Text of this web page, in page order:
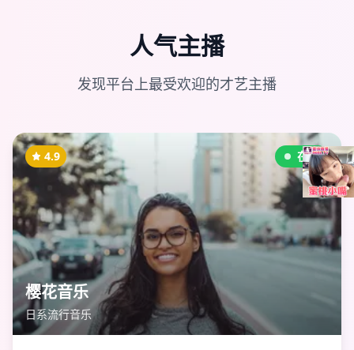
人气主播
发现平台上最受欢迎的才艺主播
在线
4.9
樱花音乐
日系流行音乐